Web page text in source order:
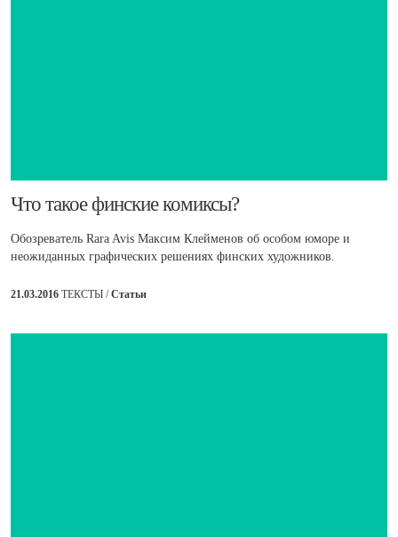
​Что такое финские комиксы?
Обозреватель Rara Avis Максим Клейменов об особом юморе и
неожиданных графических решениях финских художников.
21.03.2016 ТЕКСТЫ /Статьи